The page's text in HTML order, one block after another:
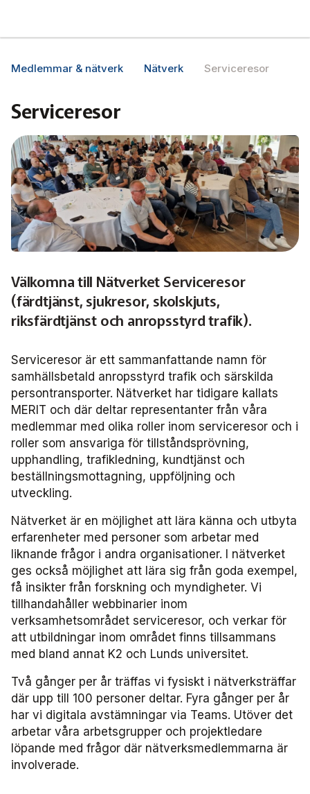
Tillsammans blir vi smartare
Medlemmar
Nätverk
Affärs­nätverket
Biljettkontroll­
Bussdepå­
Chefer
Försäljning
Järnväg
Kommunikation
Miljö­
Serviceresor
Tillgänglighet
Trafikutveckling
Trygghet och säkerhet
Användare Anbaro
Användare Förarcertifiering Buss
Användare Förarcertifiering Serviceresor
Användare Koll­bar
Tjänster och verktyg
Medlemmar & nätverk Nätverk Serviceresor
Serviceresor
Välkomna till Nätverket Serviceresor
(färdtjänst, sjukresor, skolskjuts,
riksfärdtjänst och anropsstyrd trafik).
Serviceresor är ett sammanfattande namn för
samhällsbetald anropsstyrd trafik och särskilda
persontransporter. Nätverket har tidigare kallats
MERIT och där deltar representanter från våra
medlemmar med olika roller inom serviceresor och i
roller som ansvariga för tillståndsprövning,
upphandling, trafikledning, kundtjänst och
beställningsmottagning, uppföljning och
utveckling.
Nätverket är en möjlighet att lära känna och utbyta
erfarenheter med personer som arbetar med
liknande frågor i andra organisationer. I nätverket
ges också möjlighet att lära sig från goda exempel,
få insikter från forskning och myndigheter. Vi
tillhandahåller webbinarier inom
verksamhetsområdet serviceresor, och verkar för
att utbildningar inom området finns tillsammans
med bland annat K2 och Lunds universitet.
Två gånger per år träffas vi fysiskt i nätverksträffar
där upp till 100 personer deltar. Fyra gånger per år
har vi digitala avstämningar via Teams. Utöver det
arbetar våra arbetsgrupper och projektledare
löpande med frågor där nätverksmedlemmarna är
involverade.